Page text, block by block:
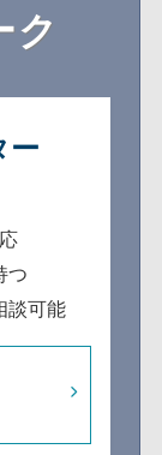
ク
ー
つ
談可能